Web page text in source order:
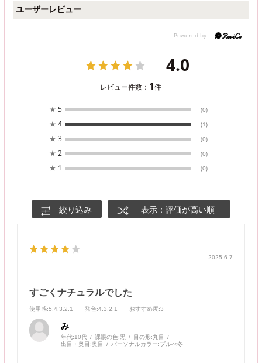
ユーザーレビュー
4.0
レビュー件数： 1件
★ 5 (0)
★ 4 (1)
★ 3 (0)
★ 2 (0)
★ 1 (0)
絞り込み 表示：評価が高い順
2025.6.7
すごくナチュラルでした
使用感:5,4,3,2,1 発色:4,3,2,1 おすすめ度:3
み
年代:10代 裸眼の色:黒 目の形:丸目
出目・奥目:奥目 パーソナルカラー:ブルべ冬